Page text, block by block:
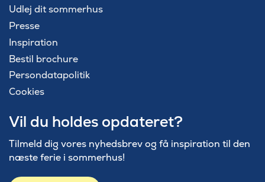
Udlej dit sommerhus
Presse
Inspiration
Bestil brochure
Persondatapolitik
Cookies
Vil du holdes opdateret?
Tilmeld dig vores nyhedsbrev og få inspiration til den
næste ferie i sommerhus!